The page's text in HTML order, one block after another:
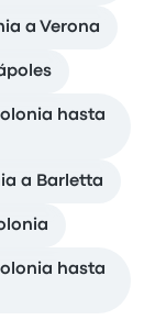
a Verona
hasta
a Barletta
hasta